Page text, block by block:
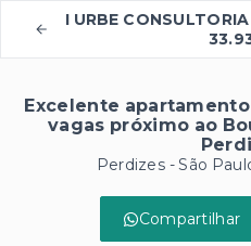
I URBE
Excelente apartamento
vagas próximo ao
Perdizes - São
Compartilhar